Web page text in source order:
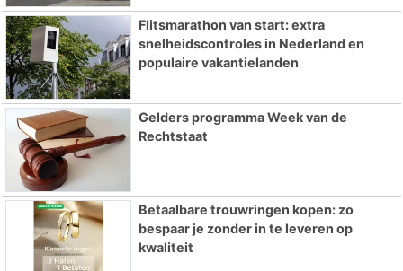
Flitsmarathon van start: extra
snelheidscontroles in Nederland en
populaire vakantielanden
Gelders programma Week van de
Rechtstaat
Betaalbare trouwringen kopen: zo
bespaar je zonder in te leveren op
kwaliteit